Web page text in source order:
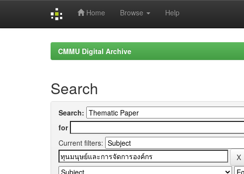
Home Browse Help
CMMU Digital Archive
Search
Search:
for
Current filters: